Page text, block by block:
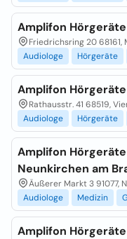
Amplifon
Friedrichsring 20 68161,
Audiologe
Hörgeräte
Amplifon
Rathausstr. 41 68519,
Audiologe
Hörgeräte
Amplifon
Neunkirchen am
Äußerer Markt 3 91077,
Audiologe
Medizin
Amplifon